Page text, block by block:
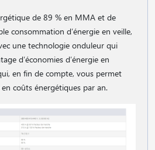
de 89 % en MMA et de
consommation d′énergie en veille,
une technologie onduleur qui
d′économies d′énergie en
en fin de compte, vous permet
coûts énergétiques par an.